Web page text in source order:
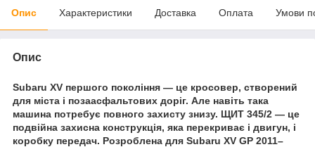
Опис Характеристики Доставка Оплата Умови
Опис
Subaru XV першого покоління — це кросовер, створений
для міста і позаасфальтових доріг. Але навіть така
машина потребує повного захисту знизу. ЩИТ 345/2 — це
подвійна захисна конструкція, яка перекриває і двигун, і
коробку передач. Розроблена для Subaru XV GP 2011–